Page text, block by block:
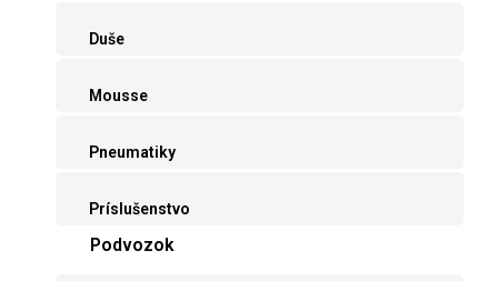
Duše
Mousse
Pneumatiky
Príslušenstvo
Podvozok